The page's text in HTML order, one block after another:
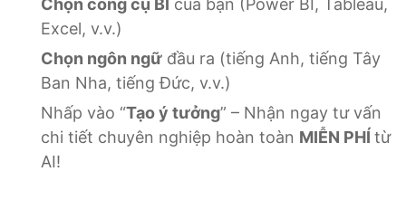
Chọn công cụ BI của bạn (Power BI, Tableau,
Excel, v.v.)
Chọn ngôn ngữ đầu ra (tiếng Anh, tiếng Tây
Ban Nha, tiếng Đức, v.v.)
Nhấp vào “Tạo ý tưởng” – Nhận ngay tư vấn
chi tiết chuyên nghiệp hoàn toàn MIỄN PHÍ từ
AI!